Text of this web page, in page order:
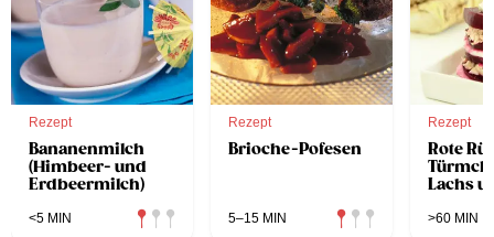
Rezept
Bananenmilch
(Himbeer- und
Erdbeermilch)
<5 MIN
Rezept
Brioche-Pofesen
5–15 MIN
Rezept
Rote
Lachs
dem
>60 MIN